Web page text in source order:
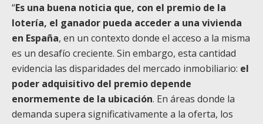
“Es una buena noticia que, con el premio de la
lotería, el ganador pueda acceder a una vivienda
en España, en un contexto donde el acceso a la misma
es un desafío creciente. Sin embargo, esta cantidad
evidencia las disparidades del mercado inmobiliario: el
poder adquisitivo del premio depende
enormemente de la ubicación. En áreas donde la
demanda supera significativamente a la oferta, los